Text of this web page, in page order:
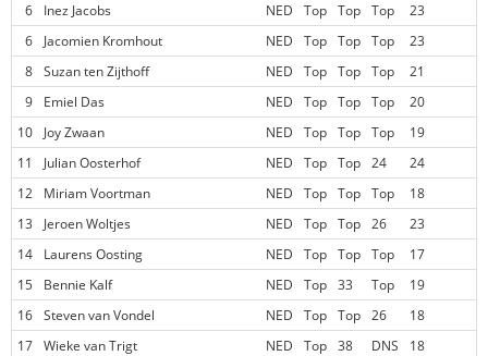
6
Inez Jacobs NED Top Top Top
23
6
Jacomien Kromhout NED Top Top Top
23
8 Suzan ten Zijthoff NED Top Top Top
21
9
Emiel Das NED Top Top Top
20
10
Joy Zwaan NED Top Top Top
19
11
Julian Oosterhof NED Top Top 24
24
12
Miriam Voortman NED Top Top Top
18
13
Jeroen Woltjes NED Top Top 26
23
14
Laurens Oosting NED Top Top Top
17
15
Bennie Kalf NED Top 33 Top
19
16 Steven van Vondel NED Top Top 26
18
17 Wieke van Trigt NED Top 38 DNS 18